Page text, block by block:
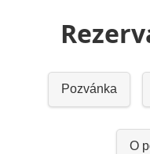
Pozvánka
O